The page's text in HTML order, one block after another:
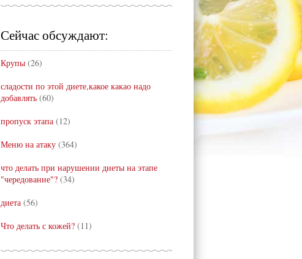
Сейчас обсуждают:
Крупы (26)
сладости по этой диете,какое какао надо
добавлять (60)
пропуск этапа (12)
Меню на атаку (364)
что делать при нарушении диеты на этапе
"чередование"? (34)
диета (56)
Что делать с кожей? (11)